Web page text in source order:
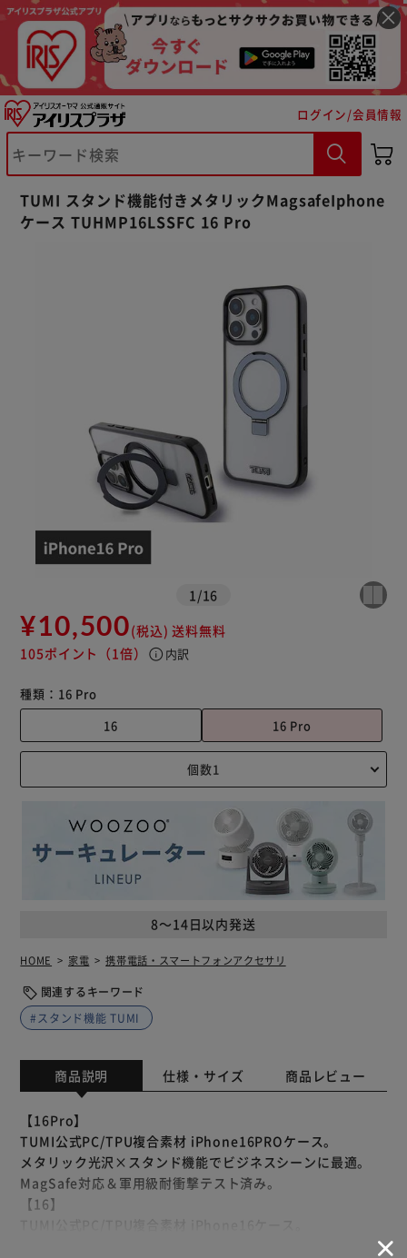
ログイン/会員情報
TUMI スタンド機能付きメタリックMagsafeIphone
ケース TUHMP16LSSFC 16 Pro
1 /16
¥10,500(税込) 送料無料
105ポイント （1倍） info 内訳
種類： 16 Pro
16
16 Pro
8～14日以内発送
HOME 家電 携帯電話・スマートフォンアクセサリ
関連するキーワード
#スタンド機能 TUMI
商品説明 仕様・サイズ 商品レビュー
【16Pro】
TUMI公式PC/TPU複合素材 iPhone16PROケース。
メタリック光沢×スタンド機能でビジネスシーンに最適。
MagSafe対応＆軍用級耐衝撃テスト済み。
【16】
※ご確認ください
カートに入れる 購入手続きへ